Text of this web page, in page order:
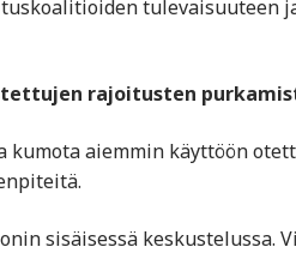
tulevaisuuteen
rajoitusten
kumota aiemmin käyttöön
sisäisessä keskustelussa.